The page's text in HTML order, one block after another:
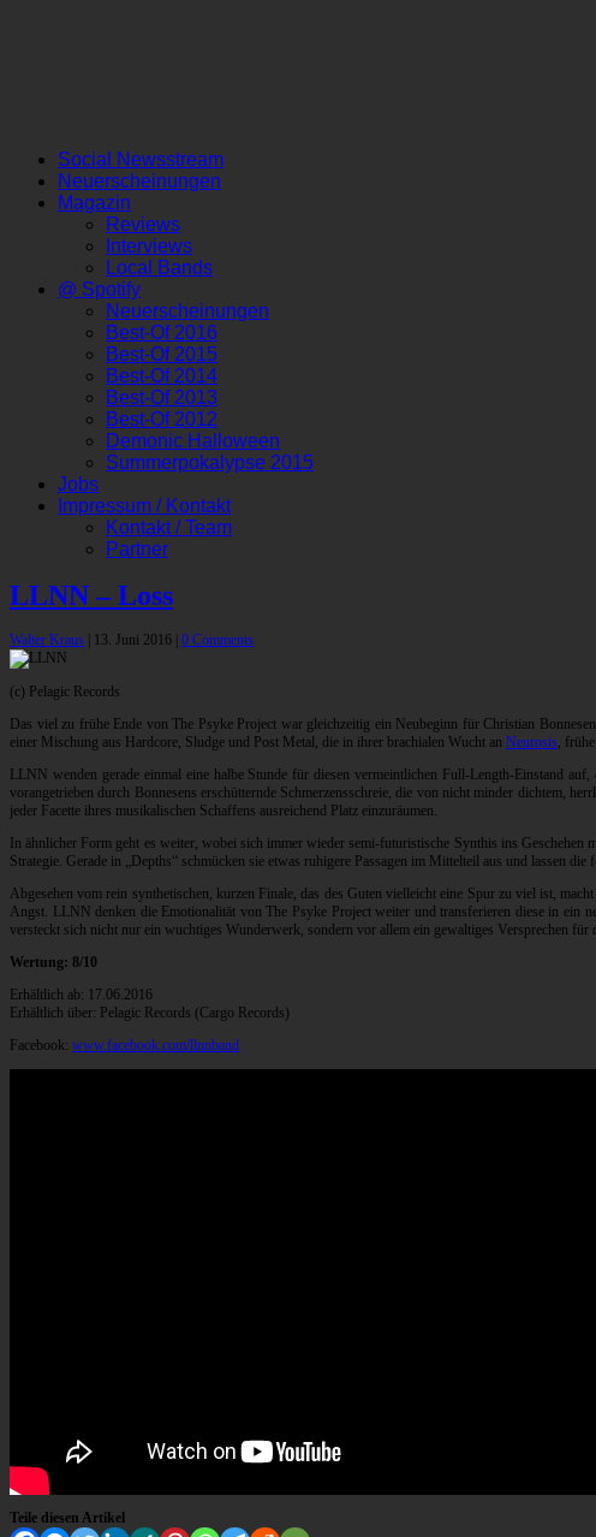
Social Newsstream
Neuerscheinungen
Magazin
Reviews
Interviews
Local Bands
@ Spotify
Neuerscheinungen
Best-Of 2016
Best-Of 2015
Best-Of 2014
Best-Of 2013
Best-Of 2012
Demonic Halloween
Summerpokalypse 2015
Jobs
Impressum / Kontakt
Kontakt / Team
Partner
LLNN – Loss
Walter Kraus 13. Juni 2016 0 Comments
(c) Pelagic Records
Das viel zu frühe Ende von The Psyke Project war gleichzeitig ein Neubeginn für Christian
einer Mischung aus Hardcore, Sludge und Post Metal, die in ihrer brachialen Wucht an Neurosis, frühe
LLNN wenden gerade einmal eine halbe Stunde für diesen vermeintlichen Full-Length-Einstand
vorangetrieben durch Bonnesens erschütternde Schmerzensschreie, die von nicht minder dichtem,
jeder Facette ihres musikalischen Schaffens ausreichend Platz einzuräumen.
In ähnlicher Form geht es weiter, wobei sich immer wieder semi-futuristische Synthis ins
Strategie. Gerade in „Depths“ schmücken sie etwas ruhigere Passagen im Mittelteil aus und lassen
Abgesehen vom rein synthetischen, kurzen Finale, das des Guten vielleicht eine Spur zu viel ist,
Angst. LLNN denken die Emotionalität von The Psyke Project weiter und transferieren diese in ein
versteckt sich nicht nur ein wuchtiges Wunderwerk, sondern vor allem ein gewaltiges Versprechen für
Wertung: 8/10
Erhältlich ab: 17.06.2016
Erhältlich über: Pelagic Records (Cargo Records)
Facebook: www.facebook.com/llnnband
Teile diesen Artikel